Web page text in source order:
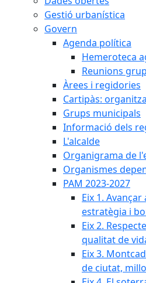
Gestió urbanística
Govern
Agenda política
Hemeroteca
Reunions
Àrees i regidories
Cartipàs:
Grups municipals
Informació dels
L'alcalde
Organigrama de
Organismes
PAM 2023-2027
Eix 1.
estratègia i
Eix 2.
qualitat de
Eix 3.
de ciutat,